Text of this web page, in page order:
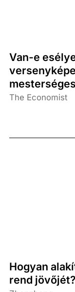
Van-e
The Economist
Hogyan
rend jövőjét?